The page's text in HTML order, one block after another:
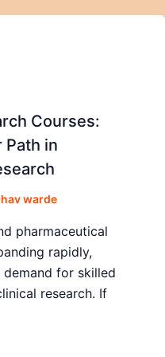
Courses:
Path in
warde
pharmaceutical
rapidly,
for skilled
research. If